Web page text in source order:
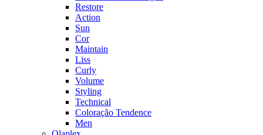
Restore
Action
Sun
Cor
Maintain
Liss
Curly
Volume
Styling
Technical
Coloração Tendence
Men